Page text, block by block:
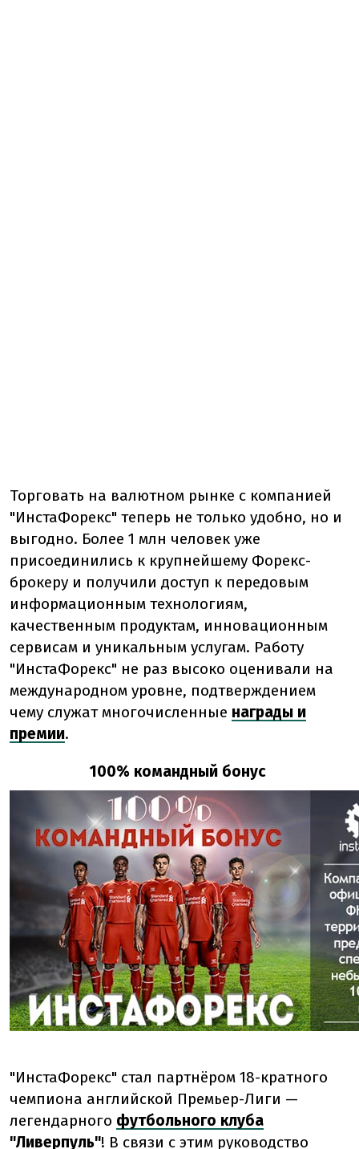
Торговать на валютном рынке с компанией
"ИнстаФорекс" теперь не только удобно, но и
выгодно. Более 1 млн человек уже
присоединились к крупнейшему Форекс-
брокеру и получили доступ к передовым
информационным технологиям,
качественным продуктам, инновационным
сервисам и уникальным услугам. Работу
"ИнстаФорекс" не раз высоко оценивали на
международном уровне, подтверждением
чему служат многочисленные награды и
премии.
100% командный бонус
"ИнстаФорекс" стал партнёром 18-кратного
чемпиона английской Премьер-Лиги —
легендарного футбольного клуба
"Ливерпуль"! В связи с этим руководство